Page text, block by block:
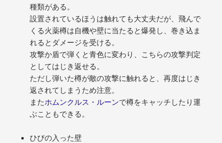
種類がある。
設置されているほうは触れても大丈夫だが、飛んで
くる火薬樽は自機や壁に当たると爆発し、巻き込ま
れるとダメージを受ける。
攻撃か盾で弾くと青色に変わり、こちらの攻撃判定
としてはじき返せる。
ただし弾いた樽が敵の攻撃に触れると、再度はじき
返されてしまうため注意。
またホムンクルス・ルーンで樽をキャッチしたり運
ぶこともできる。
ひびの入った壁